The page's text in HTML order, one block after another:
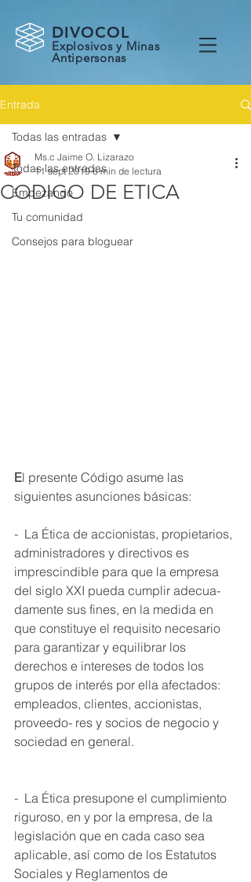
DIVOCOL
Explosivos y Minas
Antipersonas
Entrada
Todas las entradas
Empezando
Tu comunidad
Consejos para bloguear
Todas las entradas
CODIGO DE ETICA
Ms.c Jaime O. Lizarazo
11 sept 2019 6 min de lectura
El presente Código asume las
siguientes asunciones básicas:
-  La Ética de accionistas, propietarios,
administradores y directivos es
imprescindible para que la empresa
del siglo XXI pueda cumplir adecua-
damente sus fines, en la medida en
que constituye el requisito necesario
para garantizar y equilibrar los
derechos e intereses de todos los
grupos de interés por ella afectados:
empleados, clientes, accionistas,
proveedo- res y socios de negocio y
sociedad en general.
-  La Ética presupone el cumplimiento
riguroso, en y por la empresa, de la
legislación que en cada caso sea
aplicable, así como de los Estatutos
Sociales y Reglamentos de